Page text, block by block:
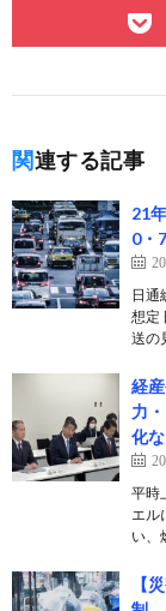
関連する記事
21
0・
日通
想定
送の
経
力
化
平時
エル
い、
【